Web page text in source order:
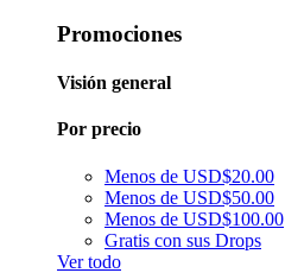
Promociones
Visión general
Por precio
Menos de USD$20.00
Menos de USD$50.00
Menos de USD$100.00
Gratis con sus Drops
Ver todo